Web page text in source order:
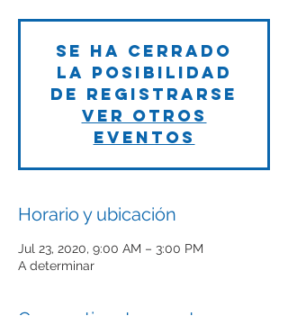
Se ha cerrado
la posibilidad
de registrarse
Ver otros
eventos
Horario y ubicación
Jul 23, 2020, 9:00 AM – 3:00 PM
A determinar
Compartir este evento